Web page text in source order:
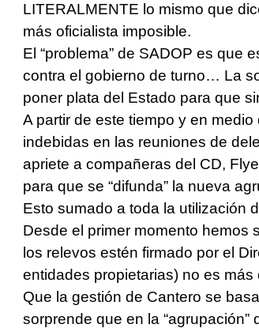
LITERALMENTE lo mismo que
más oficialista imposible.
El “problema” de SADOP es que
contra el gobierno de turno… La
poner plata del Estado para que
A partir de este tiempo y en
indebidas en las reuniones de
apriete a compañeras del CD,
para que se “difunda” la nueva
Esto sumado a toda la utilización
Desde el primer momento hemos
los relevos estén firmado por el
entidades propietarias) no es
Que la gestión de Cantero se
sorprende que en la